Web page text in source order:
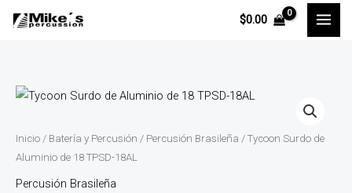
$0.00
Inicio / Batería y Percusión / Percusión Brasileña / Tycoon Surdo de
Aluminio de 18 TPSD-18AL
Percusión Brasileña
Tycoon
de
Aluminio
de